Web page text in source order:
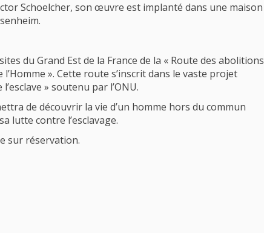
Schoelcher, son œuvre est implanté dans une maison
du Grand Est de la France de la « Route des abolitions
l’Homme ». Cette route s’inscrit dans le vaste projet
» soutenu par l’ONU.
de découvrir la vie d’un homme hors du commun
lutte contre l’esclavage.
sur réservation.